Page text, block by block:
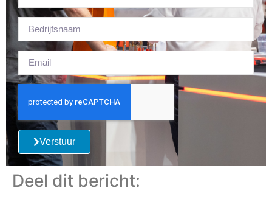
Verstuur
Deel dit bericht: